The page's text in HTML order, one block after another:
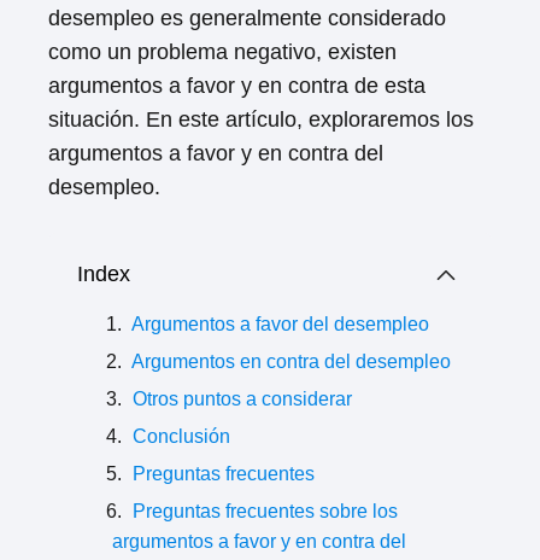
desempleo es generalmente considerado
como un problema negativo, existen
argumentos a favor y en contra de esta
situación. En este artículo, exploraremos los
argumentos a favor y en contra del
desempleo.
Index
Argumentos a favor del desempleo
Argumentos en contra del desempleo
Otros puntos a considerar
Conclusión
Preguntas frecuentes
Preguntas frecuentes sobre los
argumentos a favor y en contra del